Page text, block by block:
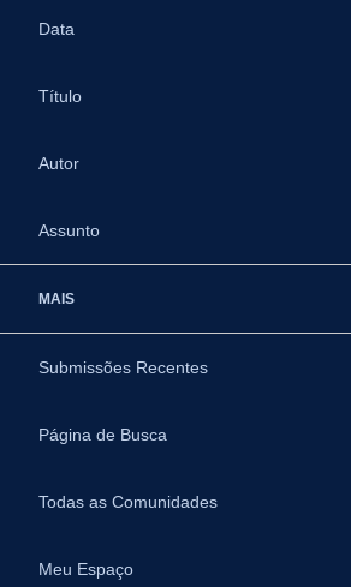
Data
Título
Autor
Assunto
MAIS
Submissões Recentes
Página de Busca
Todas as Comunidades
Meu Espaço